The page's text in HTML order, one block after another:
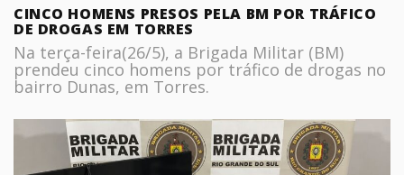
CINCO HOMENS PRESOS PELA BM POR TRÁFICO
DE DROGAS EM TORRES
Na terça-feira(26/5), a Brigada Militar (BM)
prendeu cinco homens por tráfico de drogas no
bairro Dunas, em Torres.